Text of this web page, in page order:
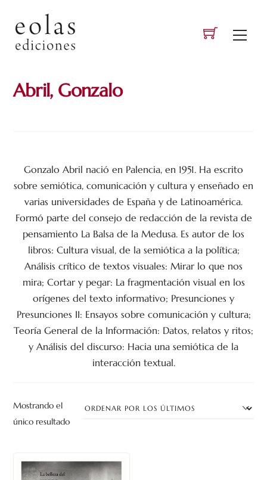
content
Abril, Gonzalo
Gonzalo Abril nació en Palencia, en 1951. Ha escrito
sobre semiótica, comunicación y cultura y enseñado en
varias universidades de España y de Latinoamérica.
Formó parte del consejo de redacción de la revista de
pensamiento La Balsa de la Medusa. Es autor de los
libros: Cultura visual, de la semiótica a la política;
Análisis crítico de textos visuales: Mirar lo que nos
mira; Cortar y pegar: La fragmentación visual en los
orígenes del texto informativo; Presunciones y
Presunciones II: Ensayos sobre comunicación y cultura;
Teoría General de la Información: Datos, relatos y ritos;
y Análisis del discurso: Hacia una semiótica de la
interacción textual.
Mostrando el
único resultado